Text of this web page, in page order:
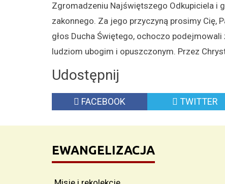
Zgromadzeniu Najświętszego Odkupiciela i
zakonnego. Za jego przyczyną prosimy Cię,
głos Ducha Świętego, ochoczo
ludziom ubogim i opuszczonym. Przez
Udostępnij
FACEBOOK TWITTER
EWANGELIZACJA